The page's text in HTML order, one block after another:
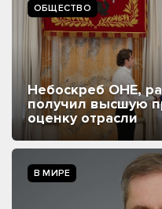
ОБЩЕСТВО
Небоскреб ОНЕ,
получил высшую
оценку отрасли
В МИРЕ